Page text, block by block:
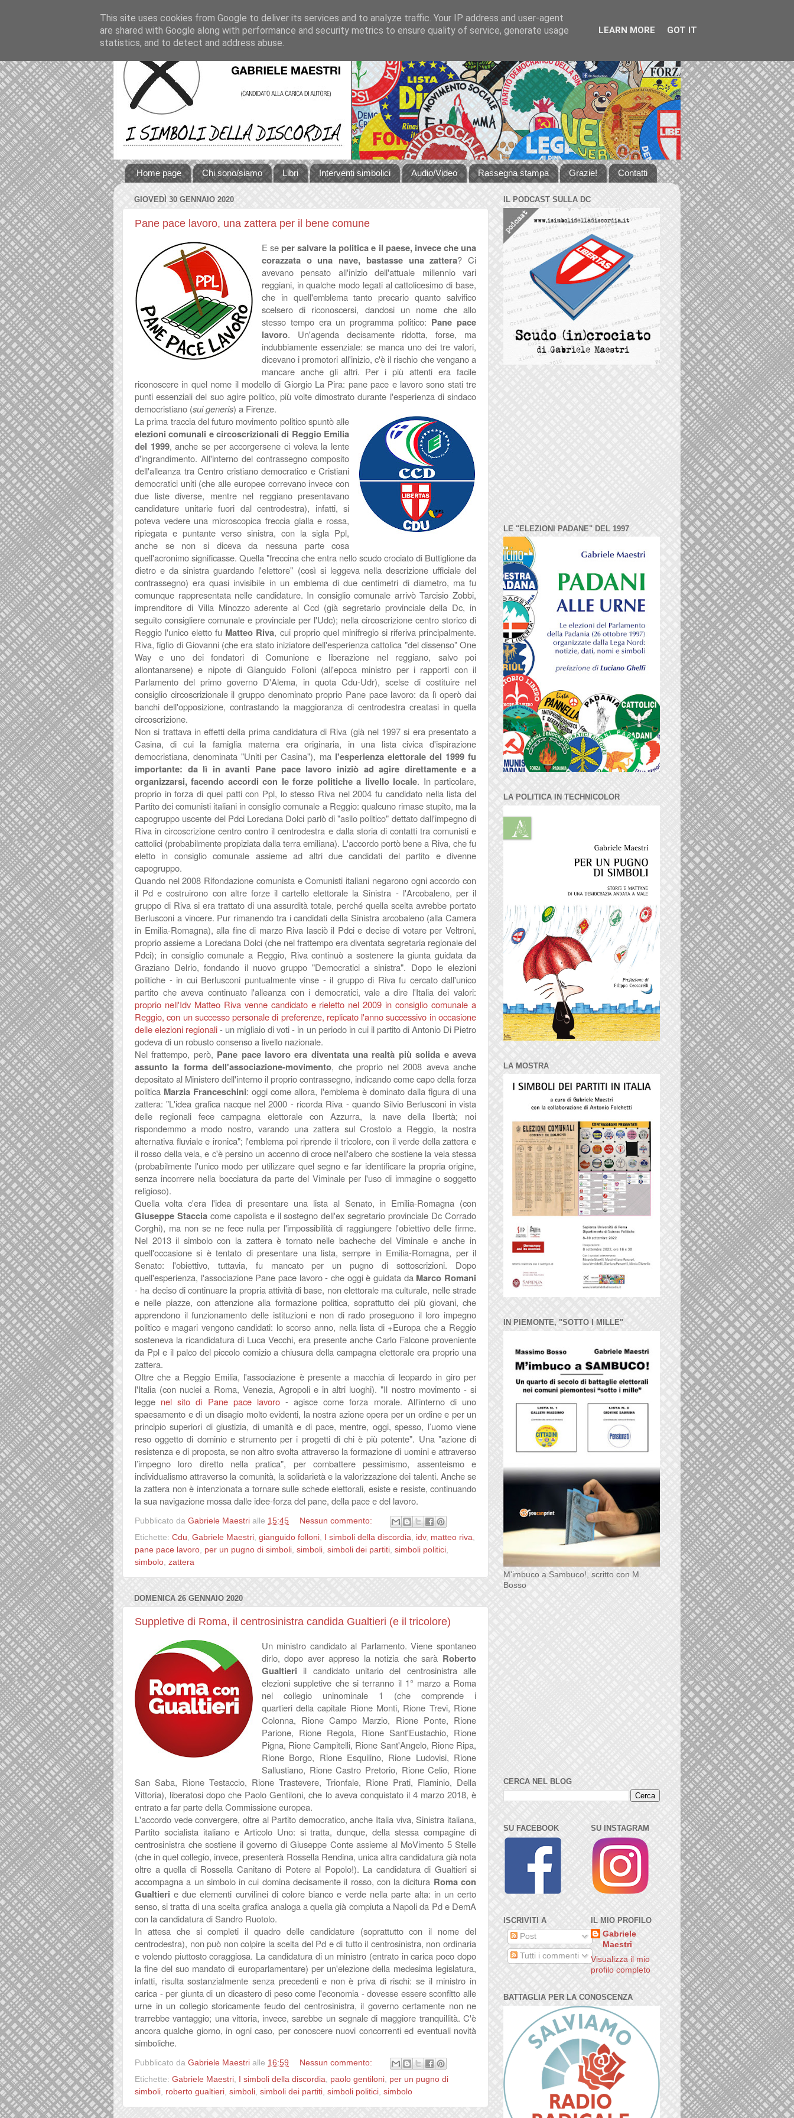
Home page Chi sono/siamo Libri Interventi simbolici Audio/Video Rassegna stampa Grazie! Contatti
GIOVEDÌ 30 GENNAIO 2020
Pane pace lavoro, una zattera per il bene comune
E se per salvare la politica e il paese, invece che una
corazzata o una nave, bastasse una zattera? Ci
avevano pensato all'inizio dell'attuale millennio vari
reggiani, in qualche modo legati al cattolicesimo di base,
che in quell'emblema tanto precario quanto salvifico
scelsero di riconoscersi, dandosi un nome che allo
stesso tempo era un programma politico: Pane pace
lavoro. Un'agenda decisamente ridotta, forse, ma
indubbiamente essenziale: se manca uno dei tre valori,
dicevano i promotori all'inizio, c'è il rischio che vengano a
mancare anche gli altri. Per i più attenti era facile
riconoscere in quel nome il modello di Giorgio La Pira: pane pace e lavoro sono stati tre
punti essenziali del suo agire politico, più volte dimostrato durante l'esperienza di sindaco
democristiano (sui generis) a Firenze.
La prima traccia del futuro movimento politico spuntò alle
elezioni comunali e circoscrizionali di Reggio Emilia
del 1999, anche se per accorgersene ci voleva la lente
d'ingrandimento. All'interno del contrassegno composito
dell'alleanza tra Centro cristiano democratico e Cristiani
democratici uniti (che alle europee correvano invece con
due liste diverse, mentre nel reggiano presentavano
candidature unitarie fuori dal centrodestra), infatti, si
poteva vedere una microscopica freccia gialla e rossa,
ripiegata e puntante verso sinistra,con la sigla Ppl,
anche se non si diceva da nessuna parte cosa
quell'acronimo significasse. Quella "freccina che entra nello scudo crociato di Buttiglione da
dietro e da sinistra guardando l'elettore" (così si leggeva nella descrizione ufficiale del
contrassegno) era quasi invisibile in un emblema di due centimetri di diametro, ma fu
comunque rappresentata nelle candidature. In consiglio comunale arrivò Tarcisio Zobbi,
imprenditore di Villa Minozzo aderente al Ccd (già segretario provinciale della Dc, in
seguito consigliere comunale e provinciale per l'Udc); nella circoscrizione centro storico di
Reggio l'unico eletto fu Matteo Riva, cui proprio quel minifregio si riferiva principalmente.
Riva, figlio di Giovanni (che era stato iniziatore dell'esperienza cattolica "del dissenso" One
Way e uno dei fondatori di Comunione e liberazione nel reggiano, salvo poi
allontanarsene) e nipote di Gianguido Folloni (all'epoca ministro per i rapporti con il
Parlamento del primo governo D'Alema, in quota Cdu-Udr), scelse di costituire nel
consiglio circoscrizionale il gruppo denominato proprio Pane pace lavoro: da lì operò dai
banchi dell'opposizione, contrastando la maggioranza di centrodestra creatasi in quella
circoscrizione.
Non si trattava in effetti della prima candidatura di Riva (già nel 1997 si era presentato a
Casina, di cui la famiglia materna era originaria, in una lista civica d'ispirazione
democristiana, denominata "Uniti per Casina"), ma l'esperienza elettorale del 1999 fu
importante: da lì in avanti Pane pace lavoro iniziò ad agire direttamente e a
organizzarsi, facendo accordi con le forze politiche a livello locale. In particolare,
proprio in forza di quei patti con Ppl, lo stesso Riva nel 2004 fu candidato nella lista del
Partito dei comunisti italiani in consiglio comunale a Reggio: qualcuno rimase stupito, ma la
capogruppo uscente del Pdci Loredana Dolci parlò di "asilo politico" dettato dall'impegno di
Riva in circoscrizione centro contro il centrodestra e dalla storia di contatti tra comunisti e
cattolici (probabilmente propiziata dalla terra emiliana). L'accordo portò bene a Riva, che fu
eletto in consiglio comunale assieme ad altri due candidati del partito e divenne
capogruppo.
Quando nel 2008 Rifondazione comunista e Comunisti italiani negarono ogni accordo con
il Pd e costruirono con altre forze il cartello elettorale la Sinistra - l'Arcobaleno, per il
gruppo di Riva si era trattato di una assurditàtotale, perché quella scelta avrebbe portato
Berlusconi a vincere. Pur rimanendo tra i candidati della Sinistra arcobaleno (alla Camera
in Emilia-Romagna), alla fine di marzo Riva lasciò il Pdci e decise di votare per Veltroni,
proprio assieme a Loredana Dolci (che nel frattempo era diventata segretaria regionale del
Pdci); in consiglio comunale a Reggio, Riva continuò a sostenere la giunta guidata da
Graziano Delrio, fondando il nuovo gruppo "Democratici a sinistra". Dopo le elezioni
politiche - in cui Berlusconi puntualmente vinse - il gruppo di Riva fu cercato dall'unico
partito che aveva continuato l'alleanza con i democratici, vale a dire l'Italia dei valori:
proprio nell'Idv Matteo Riva venne candidato e rieletto nel 2009 in consiglio comunale a
Reggio, con un successo personale di preferenze, replicato l'anno successivo in occasione
delle elezioni regionali- un migliaio di voti - in un periodo in cui il partito di Antonio Di Pietro
godeva di un robusto consenso a livello nazionale.
Nel frattempo, però, Pane pace lavoro era diventata una realtà più solida e aveva
assunto la forma dell'associazione-movimento, che proprio nel 2008 aveva anche
depositato al Ministero dell'interno il proprio contrassegno, indicando come capo della forza
politica Marzia Franceschini: oggi come allora, l'emblema è dominato dalla figura di una
zattera: "L'idea grafica nacque nel 2000 - ricorda Riva - quando Silvio Berlusconi in vista
delle regionali fece campagna elettorale con Azzurra, la nave della libertà; noi
rispondemmo a modo nostro, varando una zattera sul Crostolo a Reggio, la nostra
alternativa fluviale e ironica"; l'emblema poi riprende il tricolore, con il verde della zattera e
il rosso della vela, e c'è persino un accenno di croce nell'albero che sostiene la vela stessa
(probabilmente l'unico modo per utilizzare quel segno e far identificare la propria origine,
senza incorrere nella bocciatura da parte del Viminale per l'uso di immagine o soggetto
religioso).
Quella volta c'era l'idea di presentare una lista al Senato, in Emilia-Romagna (con
Giuseppe Stacciacome capolista e il sostegno dell'ex segretario provinciale Dc Corrado
Corghi), ma non se ne fece nulla per l'impossibilità di raggiungere l'obiettivo delle firme.
Nel 2013 il simbolo con la zattera è tornato nelle bacheche del Viminale e anche in
quell'occasione si ètentato di presentare una lista, sempre in Emilia-Romagna, per il
Senato: l'obiettivo, tuttavia, fu mancato per un pugno di sottoscrizioni. Dopo
quell'esperienza, l'associazione Pane pace lavoro - che oggi è guidata da Marco Romani
- ha deciso di continuare la propria attivitàdi base, non elettorale ma culturale, nelle strade
e nelle piazze, con attenzione alla formazione politica, soprattutto dei più giovani, che
apprendono il funzionamento delle istituzioni e non di rado proseguono il loro impegno
politico e magari vengono candidati: lo scorso anno, nella lista di +Europa che a Reggio
sosteneva la ricandidatura di Luca Vecchi, era presente anche Carlo Falcone proveniente
da Ppl e il palco del piccolo comizio a chiusura della campagna elettorale era proprio una
zattera.
Oltre che a Reggio Emilia, l'associazione è presente a macchia di leopardo in giro per
l'Italia (con nuclei a Roma, Venezia, Agropoli e in altri luoghi). "Il nostro movimento - si
legge nel sito di Pane pace lavoro- agisce come forza morale. All'interno di uno
spaesamento e di un disagio molto evidenti, la nostra azione opera per un ordine e per un
principio superiori di giustizia, di umanità e di pace, mentre, oggi, spesso, l’uomo viene
reso oggetto di dominio e strumento per i progetti di chi è più potente". Una "azione di
resistenza e di proposta, se non altro svolta attraverso la formazione di uomini e attraverso
l’impegno loro diretto nella pratica", per combattere pessimismo, assenteismo e
individualismo attraverso la comunità, la solidarietà e la valorizzazione dei talenti. Anche se
la zattera non è intenzionata a tornare sulle schede elettorali, esiste e resiste, continuando
la sua navigazione mossa dalle idee-forza del pane, della pace e del lavoro.
Pubblicato da Gabriele Maestri alle 15:45
Nessun commento:
Etichette: Cdu Gabriele Maestri gianguido folloni I simboli della discordia idv, matteo riva
pane pace lavoro per un pugno di simboli simboli simboli dei partiti simboli politici
simbolo zattera
DOMENICA 26 GENNAIO 2020
Suppletive di Roma, il centrosinistra candida Gualtieri (e il tricolore)
Un ministro candidato al Parlamento. Viene spontaneo
dirlo, dopo aver appreso la notizia che sarà Roberto
Gualtieri il candidato unitario del centrosinistra alle
elezioni suppletive che si terranno il 1° marzo a Roma
nel collegio uninominale 1 (che comprende i
quartieri della capitale Rione Monti, Rione Trevi, Rione
Colonna, Rione Campo Marzio, Rione Ponte, Rione
Parione, Rione Regola, Rione Sant'Eustachio, Rione
Pigna, Rione Campitelli, Rione Sant'Angelo, Rione Ripa,
Rione Borgo, Rione Esquilino, Rione Ludovisi, Rione
Sallustiano, Rione Castro Pretorio, Rione Celio, Rione
San Saba, Rione Testaccio, Rione Trastevere, Trionfale, Rione Prati, Flaminio, Della
Vittoria), liberatosi dopo che Paolo Gentiloni, che lo aveva conquistato il 4 marzo 2018, è
entrato a far parte della Commissione europea.
L'accordo vede convergere, oltre al Partito democratico, anche Italia viva, Sinistra italiana,
Partito socialista italiano e Articolo Uno: si tratta, dunque, della stessa compagine di
centrosinistra che sostiene il governo di Giuseppe Conte assieme al MoVimento 5 Stelle
(che in quel collegio, invece, presenterà Rossella Rendina, unica altra candidatura già nota
oltre a quella di Rossella Canitano di Potere al Popolo!). La candidatura di Gualtieri si
accompagna a un simbolo in cui domina decisamente il rosso, con la dicitura Roma con
Gualtierie due elementi curvilinei di colore bianco e verde nella parte alta: in un certo
senso, si tratta di una scelta grafica analoga a quella già compiuta a Napoli da Pd e DemA
con la candidatura di Sandro Ruotolo.
In attesa che si completi il quadro delle candidature (soprattutto con il nome del
centrodestra), non può non colpire la scelta del Pd e di tutto il centrosinistra, non ordinaria
e volendo piuttosto coraggiosa. La candidatura di un ministro (entrato in carica poco dopo
la fine del suo mandato di europarlamentare) per un'elezione della medesima legislatura,
infatti, risulta sostanzialmente senza precedenti e non è priva di rischi: se il ministro in
carica - per giunta di un dicastero di peso come l'economia - dovesse essere sconfitto alle
urne in un collegio storicamente feudo del centrosinistra, il governo certamente non ne
trarrebbe vantaggio; una vittoria, invece, sarebbe un segnale di maggiore tranquillità. C'è
ancora qualche giorno, in ogni caso, per conoscere nuovi concorrenti ed eventuali novità
simboliche.
Pubblicato da Gabriele Maestri alle 16:59
Nessun commento:
Etichette: Gabriele Maestri I simboli della discordia paolo gentiloni per un pugno di
simboli roberto gualtieri simboli simboli dei partiti simboli politici simbolo
IL PODCAST SULLA DC
LE "ELEZIONI PADANE" DEL 1997
LA POLITICA IN TECHNICOLOR
LA MOSTRA
IN PIEMONTE, "SOTTO I MILLE"
M'imbuco a Sambuco!, scritto con M.
Bosso
CERCA NEL BLOG
SU FACEBOOK
ISCRIVITI A
Post
Tutti i commenti
SU INSTAGRAM
IL MIO PROFILO
Gabriele
Maestri
Visualizza il mio
profilo completo
BATTAGLIA PER LA CONOSCENZA
This site uses cookies from Google to deliver its services and to analyze traffic. Your IP address and user-agent
are shared with Google along with performance and security metrics to ensure quality of service, generate usage
statistics, and to detect and address abuse.
LEARN MORE GOT IT